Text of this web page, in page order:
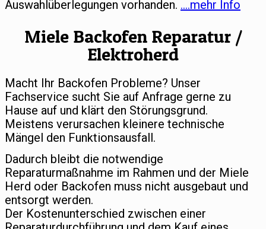
Auswahlüberlegungen vorhanden. ….mehr Info
Miele Backofen Reparatur /
Elektroherd
Macht Ihr Backofen Probleme? Unser
Fachservice sucht Sie auf Anfrage gerne zu
Hause auf und klärt den Störungsgrund.
Meistens verursachen kleinere technische
Mängel den Funktionsausfall.
Dadurch bleibt die notwendige
Reparaturmaßnahme im Rahmen und der Miele
Herd oder Backofen muss nicht ausgebaut und
entsorgt werden.
Der Kostenunterschied zwischen einer